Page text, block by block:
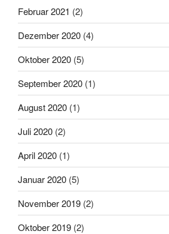
Februar 2021 (2)
Dezember 2020 (4)
Oktober 2020 (5)
September 2020 (1)
August 2020 (1)
Juli 2020 (2)
April 2020 (1)
Januar 2020 (5)
November 2019 (2)
Oktober 2019 (2)